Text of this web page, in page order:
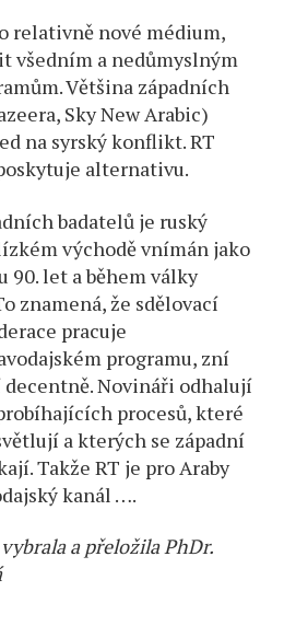
relativně nové médium,
všedním a nedůmyslným
Většina západních
Sky New Arabic)
na syrský konflikt. RT
alternativu.
badatelů je ruský
východě vnímán jako
90. let a během války
znamená, že sdělovací
pracuje
programu, zní
decentně. Novináři odhalují
procesů, které
a kterých se západní
Takže RT je pro Araby
kanál ….
a přeložila PhDr.